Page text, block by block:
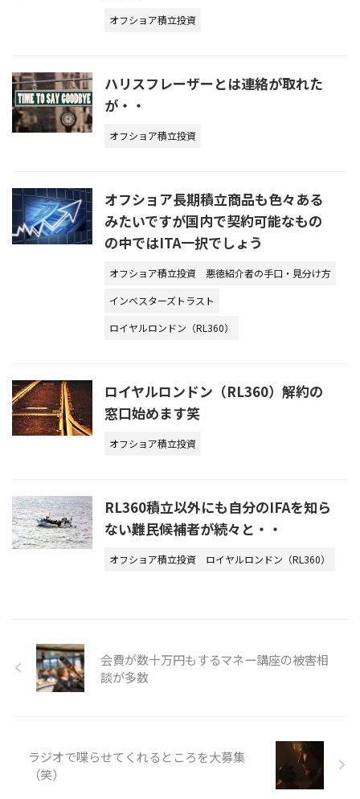
オフショア積立投資
ハリスフレーザーとは連絡が取れた
が・・
オフショア積立投資
オフショア長期積立商品も色々ある
みたいですが国内で契約可能なもの
の中ではITA一択でしょう
オフショア積立投資
悪徳紹介者の手口・見分け方
インベスターズトラスト
ロイヤルロンドン（RL360）
ロイヤルロンドン（RL360）解約の
窓口始めます笑
オフショア積立投資
RL360積立以外にも自分のIFAを知ら
ない難民候補者が続々と・・
オフショア積立投資 ロイヤルロンドン（RL360）
会費が数十万円もするマネー講座の被害相
談が多数
ラジオで喋らせてくれるところを大募集
（笑）